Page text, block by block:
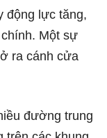
động lực tăng,
Một sự
ra cánh cửa
đường trung